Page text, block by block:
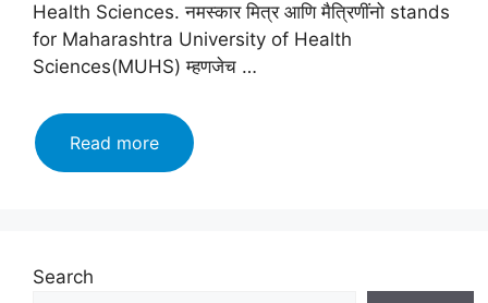
Health Sciences. नमस्कार मित्र आणि मैत्रिणींनो stands
for Maharashtra University of Health
Sciences(MUHS) म्हणजेच …
Read moreआरोग्य
विज्ञान
Search